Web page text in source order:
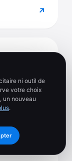
↗
ni outil de
votre choix
un nouveau
.